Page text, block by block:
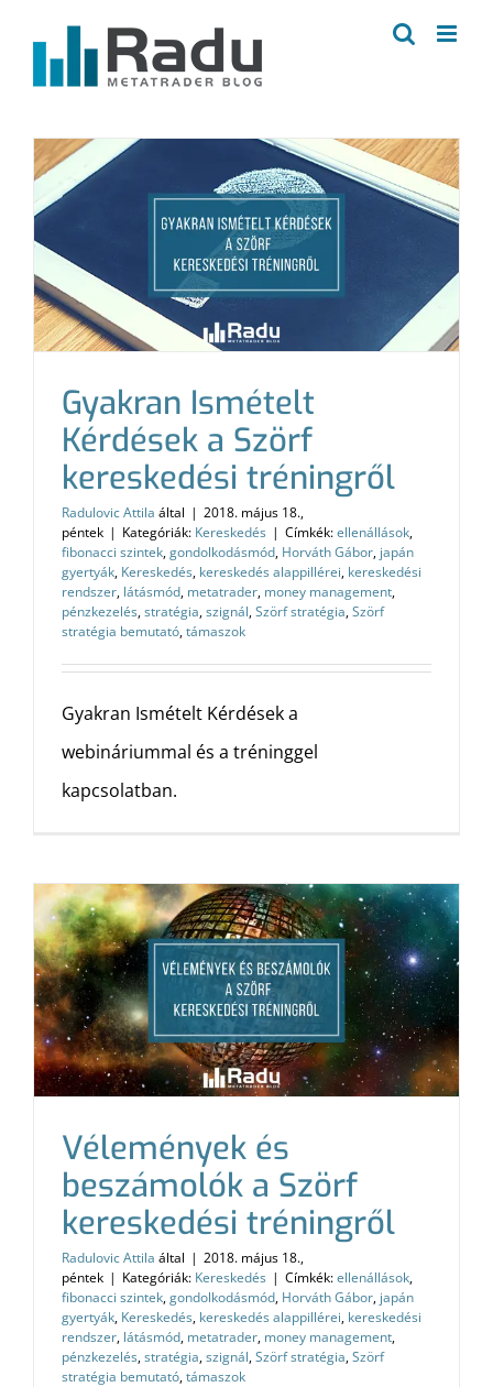
Gyakran Ismételt
Kérdések a Szörf
kereskedési tréningről
Radulovic Attila által | 2018. május 18.,
péntek | Kategóriák: Kereskedés | Címkék:ellenállások,
fibonacci szintek,gondolkodásmód, Horváth Gábor, japán
gyertyák, Kereskedés, kereskedés alappillérei, kereskedési
rendszer, látásmód, metatrader, money management,
pénzkezelés,stratégia,szignál,Szörf stratégia,Szörf
stratégia bemutató,támaszok
Gyakran Ismételt Kérdések a
webináriummal és a tréninggel
kapcsolatban.
Vélemények és
beszámolók a Szörf
kereskedési tréningről
Radulovic Attila által | 2018. május 18.,
péntek | Kategóriák: Kereskedés | Címkék:ellenállások,
fibonacci szintek,gondolkodásmód, Horváth Gábor, japán
gyertyák, Kereskedés, kereskedés alappillérei, kereskedési
rendszer, látásmód, metatrader, money management,
pénzkezelés,stratégia,szignál,Szörf stratégia,Szörf
stratégia bemutató,támaszok